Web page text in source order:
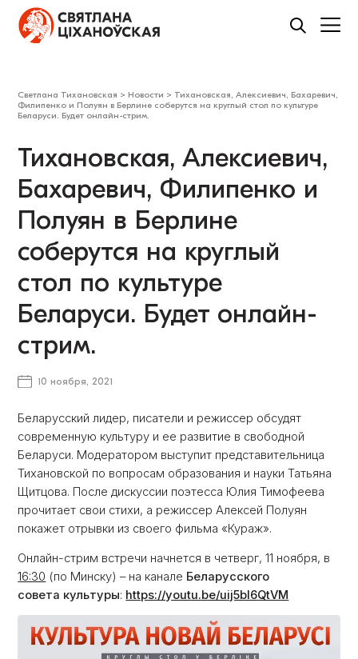
Светлана Тихановская > Новости > Тихановская, Алексиевич, Бахаревич,
Филипенко и Полуян в Берлине соберутся на круглый стол по культуре
Беларуси. Будет онлайн-стрим.
Тихановская, Алексиевич,
Бахаревич, Филипенко и
Полуян в Берлине
соберутся на круглый
стол по культуре
Беларуси. Будет онлайн-
стрим.
10 ноября, 2021
Беларусский лидер, писатели и режиссер обсудят
современную культуру и ее развитие в свободной
Беларуси. Модератором выступит представительница
Тихановской по вопросам образования и науки Татьяна
Щитцова. После дискуссии поэтесса Юлия Тимофеева
прочитает свои стихи, а режиссер Алексей Полуян
покажет отрывки из своего фильма «Кураж».
Онлайн-стрим встречи начнется в четверг, 11 ноября, в
16:30 (по Минску) – на канале Беларусского
совета культуры: https://youtu.be/uij5bl6QtVM